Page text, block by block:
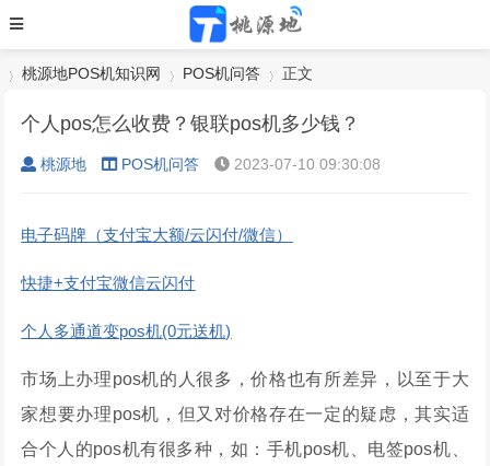
桃源地POS机知识网
›
POS机问答
›
正文
个人pos怎么收费？银联pos机多少钱？
桃源地 POS机问答 2023-07-10 09:30:08
电子码牌（支付宝大额/云闪付/微信）
快捷+支付宝微信云闪付
个人多通道变pos机(0元送机)
市场上办理pos机的人很多，价格也有所差异，以至于大
家想要办理pos机，但又对价格存在一定的疑虑，其实适
合个人的pos机有很多种，如：手机pos机、电签pos机、